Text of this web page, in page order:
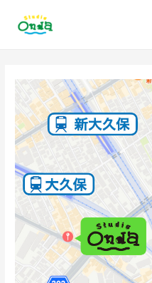
ナ
ビ
ゲ
ー
シ
ン